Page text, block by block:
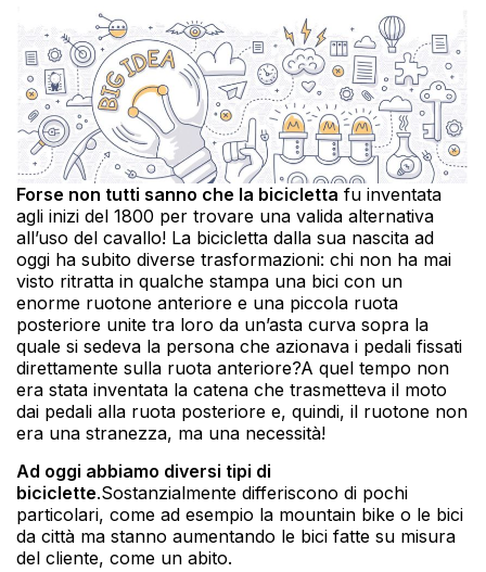
Forse non tutti sanno che la bicicletta fu inventata
agli inizi del 1800 per trovare una valida alternativa
all’uso del cavallo! La bicicletta dalla sua nascita ad
oggi ha subito diverse trasformazioni: chi non ha mai
visto ritratta in qualche stampa una bici con un
enorme ruotone anteriore e una piccola ruota
posteriore unite tra loro da un’asta curva sopra la
quale si sedeva la persona che azionava i pedali fissati
direttamente sulla ruota anteriore?A quel tempo non
era stata inventata la catena che trasmetteva il moto
dai pedali alla ruota posteriore e, quindi, il ruotone non
era una stranezza, ma una necessità!
Ad oggi abbiamo diversi tipi di
biciclette.Sostanzialmente differiscono di pochi
particolari, come ad esempio la mountain bike o le bici
da città ma stanno aumentando le bici fatte su misura
del cliente, come un abito.